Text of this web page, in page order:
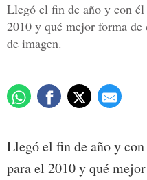
Llegó el fin de año y con
2010 y qué mejor forma
de imagen.
Llegó el fin de año y
para el 2010 y qué